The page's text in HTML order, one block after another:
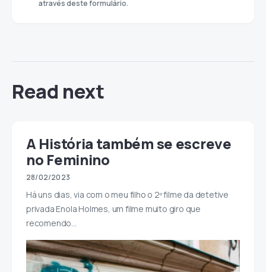
através deste formulário.
Read next
A História também se escreve
no Feminino
28/02/2023
Há uns dias, via com o meu filho o 2º filme da detetive
privada Enola Holmes, um filme muito giro que
recomendo…